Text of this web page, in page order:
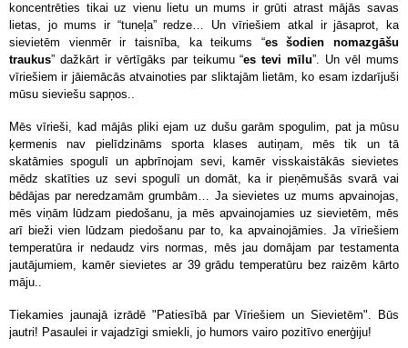
koncentrēties tikai uz vienu lietu un mums ir grūti atrast mājās savas
lietas, jo mums ir “tuneļa” redze… Un vīriešiem atkal ir jāsaprot, ka
sievietēm vienmēr ir taisnība, ka teikums “es šodien nomazgāšu
traukus” dažkārt ir vērtīgāks par teikumu “es tevi mīlu”. Un vēl mums
vīriešiem ir jāiemācās atvainoties par sliktajām lietām, ko esam izdarījuši
mūsu sieviešu sapņos..
Mēs vīrieši, kad mājās pliki ejam uz dušu garām spogulim, pat ja mūsu
ķermenis nav pielīdzināms sporta klases autiņam, mēs tik un tā
skatāmies spogulī un apbrīnojam sevi, kamēr visskaistākās sievietes
mēdz skatīties uz sevi spogulī un domāt, ka ir pieņēmušās svarā vai
bēdājas par neredzamām grumbām… Ja sievietes uz mums apvainojas,
mēs viņām lūdzam piedošanu, ja mēs apvainojamies uz sievietēm, mēs
arī bieži vien lūdzam piedošanu par to, ka apvainojāmies. Ja vīriešiem
temperatūra ir nedaudz virs normas, mēs jau domājam par testamenta
jautājumiem, kamēr sievietes ar 39 grādu temperatūru bez raizēm kārto
māju..
Tiekamies jaunajā izrādē "Patiesībā par Vīriešiem un Sievietēm". Būs
jautri! Pasaulei ir vajadzīgi smiekli, jo humors vairo pozitīvo enerģiju!